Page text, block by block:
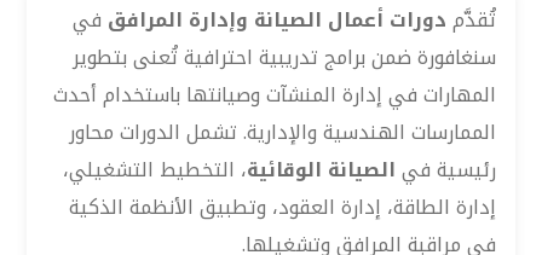
تُقدَّمدورات أعمال الصيانة وإدارة المرافق في
سنغافورة ضمن برامج تدريبية احترافية تُعنى بتطوير
المهارات في إدارة المنشآت وصيانتها باستخدام أحدث
الممارسات الهندسية والإدارية. تشمل الدورات محاور
رئيسية فيالصيانة الوقائية، التخطيط التشغيلي،
إدارة الطاقة، إدارة العقود، وتطبيق الأنظمة الذكية
في مراقبة المرافق وتشغيلها.